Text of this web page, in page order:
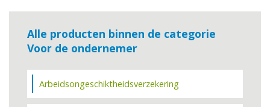
Alle producten binnen de categorie
Voor de ondernemer
Arbeidsongeschiktheidsverzekering